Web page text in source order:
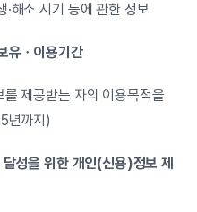
·해소 시기 등에 관한 정보
유ㆍ이용기간
제공받는 자의 이용목적을
년까지)
성을 위한 개인(신용)정보 제